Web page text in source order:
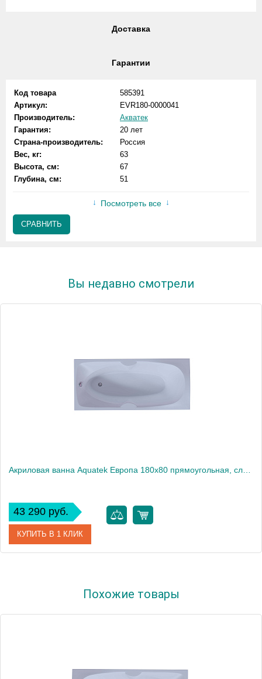
Доставка
Гарантии
Код товара
585391
Артикул:
EVR180-0000041
Производитель:
Акватек
Гарантия:
20 лет
Страна-производитель:
Россия
Вес, кг:
63
Высота, см:
67
Глубина, см:
51
Посмотреть все
СРАВНИТЬ
Вы недавно смотрели
43 290 руб.
КУПИТЬ В 1 КЛИК
Высота, см 67
Похожие товары